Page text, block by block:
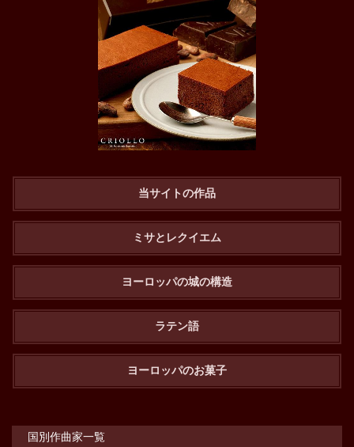
当サイトの作品
ミサとレクイエム
ヨーロッパの城の構造
ラテン語
ヨーロッパのお菓子
国別作曲家一覧